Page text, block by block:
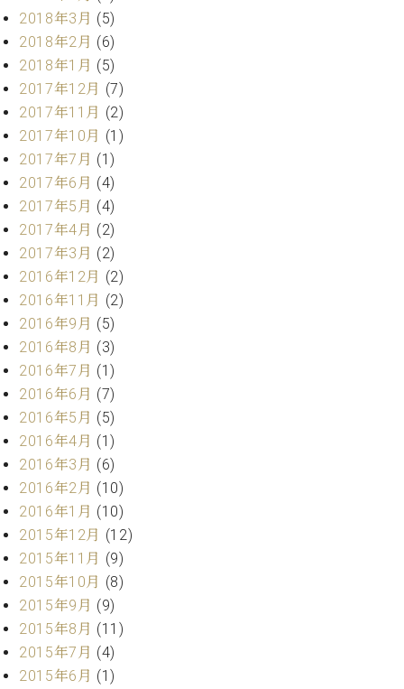
2018年3月 (5)
2018年2月 (6)
2018年1月 (5)
2017年12月 (7)
2017年11月 (2)
2017年10月 (1)
2017年7月 (1)
2017年6月 (4)
2017年5月 (4)
2017年4月 (2)
2017年3月 (2)
2016年12月 (2)
2016年11月 (2)
2016年9月 (5)
2016年8月 (3)
2016年7月 (1)
2016年6月 (7)
2016年5月 (5)
2016年4月 (1)
2016年3月 (6)
2016年2月 (10)
2016年1月 (10)
2015年12月 (12)
2015年11月 (9)
2015年10月 (8)
2015年9月 (9)
2015年8月 (11)
2015年7月 (4)
2015年6月 (1)